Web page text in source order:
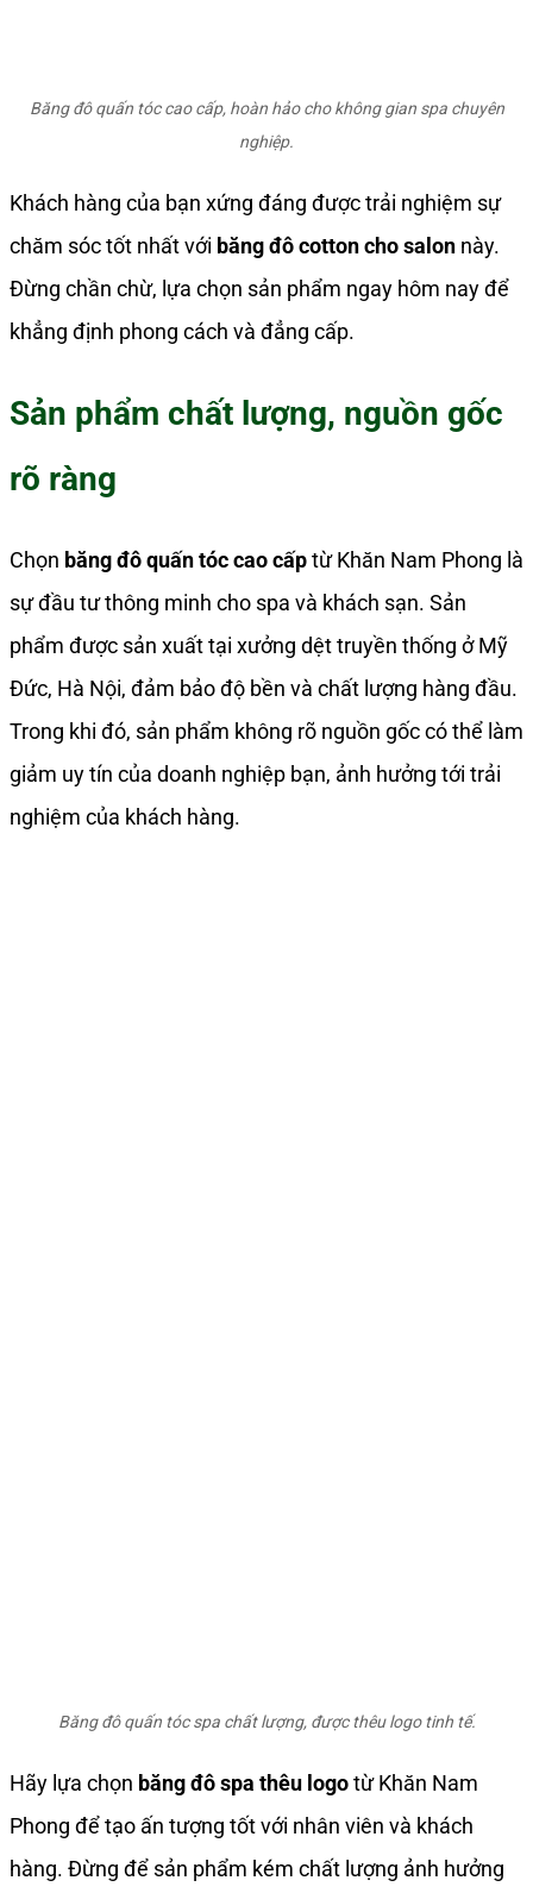
Băng đô quấn tóc cao cấp, hoàn hảo cho không gian spa chuyên
nghiệp.
Khách hàng của bạn xứng đáng được trải nghiệm sự
chăm sóc tốt nhất với băng đô cotton cho salon này.
Đừng chần chừ, lựa chọn sản phẩm ngay hôm nay để
khẳng định phong cách và đẳng cấp.
Sản phẩm chất lượng, nguồn gốc
rõ ràng
Chọn băng đô quấn tóc cao cấptừ Khăn Nam Phong là
sự đầu tư thông minh cho spa và khách sạn. Sản
phẩm được sản xuất tại xưởng dệt truyền thống ở Mỹ
Đức, Hà Nội, đảm bảo độ bền và chất lượng hàng đầu.
Trong khi đó, sản phẩm không rõ nguồn gốc có thể làm
giảm uy tín của doanh nghiệp bạn, ảnh hưởng tới trải
nghiệm của khách hàng.
Băng đô quấn tóc spa chất lượng, được thêu logo tinh tế.
Hãy lựa chọn băng đô spa thêu logotừ Khăn Nam
Phong để tạo ấn tượng tốt với nhân viên và khách
hàng. Đừng để sản phẩm kém chất lượng ảnh hưởng